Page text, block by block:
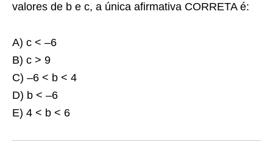
valores de b e c, a única afirmativa CORRETA é:
A) c < –6
B) c > 9
C) –6 < b < 4
D) b < –6
E) 4 < b < 6